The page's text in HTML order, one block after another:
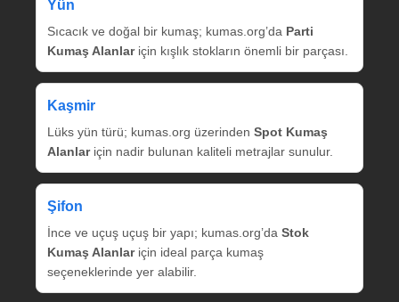
Yün
Sıcacık ve doğal bir kumaş; kumas.org’da Parti
Kumaş Alanlariçin kışlık stokların önemli bir parçası.
Kaşmir
Lüks yün türü; kumas.org üzerinden Spot Kumaş
Alanlariçin nadir bulunan kaliteli metrajlar sunulur.
Şifon
İnce ve uçuş uçuş bir yapı; kumas.org’da Stok
Kumaş Alanlariçin ideal parça kumaş
seçeneklerinde yer alabilir.